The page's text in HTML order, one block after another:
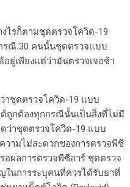
ไรก็ตามชุดตรวจโควิด-19
รณี 30 คนนั้นชุดตรวจแบบ
ยู่เพียงแต่ว่ามันตรวจเจอช้า
าชุดตรวจโควิด-19 แบบ
ด้ถูกต้องทุกกรณีนั้นเป็นสิ่งที่ไม่มี
ว่าชุดตรวจโควิด-19 แบบ
ความไม่สะดวกของการตรวจพีซี
อผลการตรวจพีซีอาร์ ชุดตรวจ
ในการระบุคนที่ควรได้รับยาที่